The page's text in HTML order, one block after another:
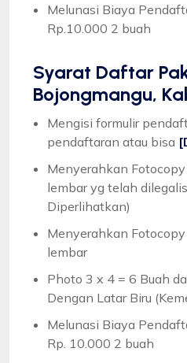
Melunasi Biaya
Rp.10.000 2 buah
Syarat Daftar
Bojongmangu,
Mengisi formulir
pendaftaran atau bisa
Menyerahkan
lembar yg telah
Diperlihatkan)
Menyerahkan
lembar
Photo 3 x 4 = 6 Buah
Dengan Latar Biru
Melunasi Biaya
Rp. 10.000 2 buah